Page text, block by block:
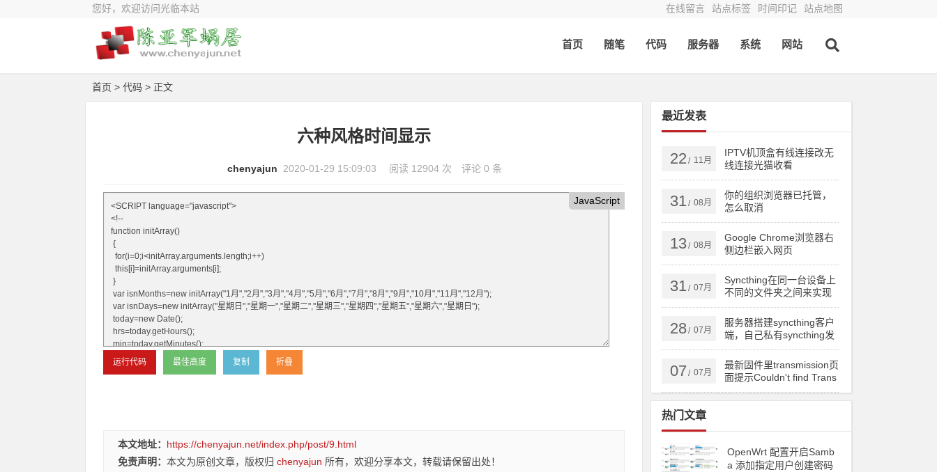
您好，欢迎访问光临本站 在线留言 站点标签 时间印记 站点地图
首页 随笔 代码 服务器 系统 网站
首页 > 代码 > 正文
六种风格时间显示
chenyajun 2020-01-29 15:09:03 阅读 12904 次 评论 0 条
JavaScript
本文地址： https://chenyajun.net/index.php/post/9.html
免责声明： 本文为原创文章，版权归 chenyajun 所有，欢迎分享本文，转载请保留出处！
最近发表
22 / 11月
IPTV机顶盒有线连接改无
线连接光猫收看
31 / 08月
你的组织浏览器已托管，
怎么取消
13/ 08月
Google Chrome浏览器右
侧边栏嵌入网页
31 / 07月
Syncthing在同一台设备上
不同的文件夹之间来实现
文件夹的同步 利用Syncthi
ng备份到云储存
28/ 07月
服务器搭建syncthing客户
端，自己私有syncthing发
现服务器和中继服务器
07 / 07月
最新固件里transmission页
面提示Couldn't find Trans
mission's web interface fil
es错误
热门文章
OpenWrt 配置开启Samb
a 添加指定用户创建密码